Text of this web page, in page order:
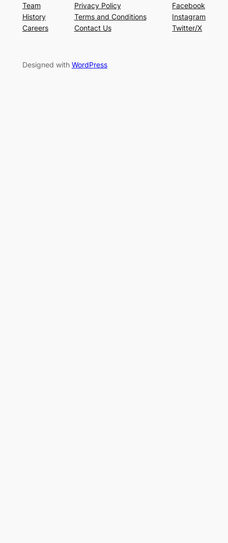
Team
History
Careers
Privacy Policy
Terms and Conditions
Contact Us
Facebook
Instagram
Twitter/X
Designed with WordPress